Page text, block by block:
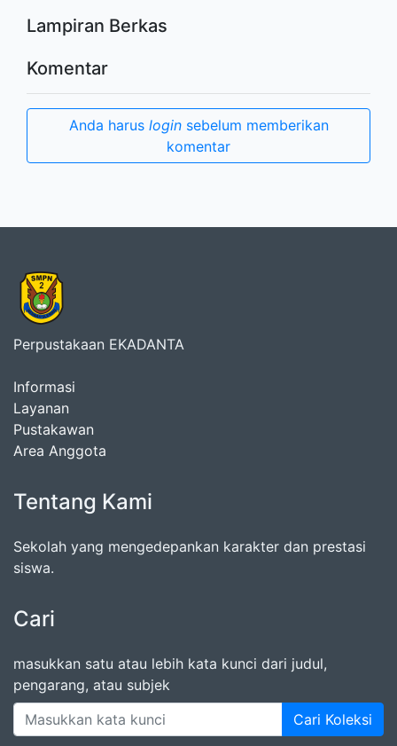
Lampiran Berkas
Komentar
Anda harus loginsebelum memberikan
komentar
Perpustakaan EKADANTA
Informasi
Layanan
Pustakawan
Area Anggota
Tentang Kami
Sekolah yang mengedepankan karakter dan prestasi
siswa.
Cari
masukkan satu atau lebih kata kunci dari judul,
pengarang, atau subjek
Cari Koleksi